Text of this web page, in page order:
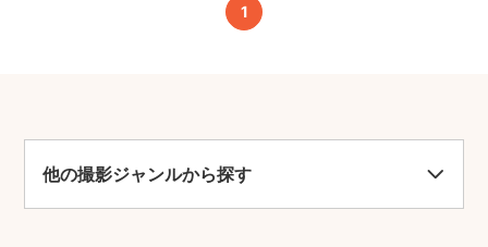
1
他の撮影ジャンルから探す